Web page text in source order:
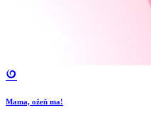
Mama, ožeň ma!